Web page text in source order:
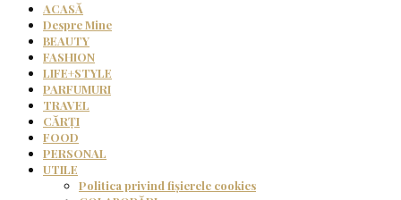
ACASĂ
Despre Mine
BEAUTY
FASHION
LIFE+STYLE
PARFUMURI
TRAVEL
CĂRȚI
FOOD
PERSONAL
UTILE
Politica privind fișierele cookies